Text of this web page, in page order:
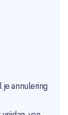
annulering